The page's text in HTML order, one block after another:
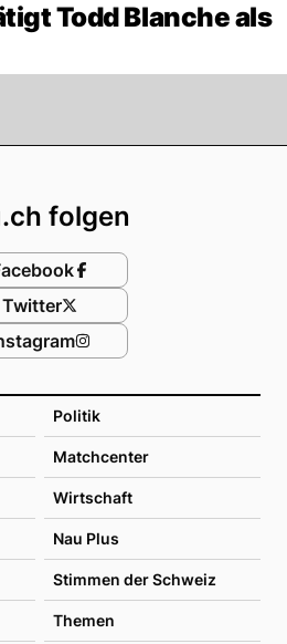
Todd Blanche als
Politik
Matchcenter
Wirtschaft
Nau Plus
Stimmen der Schweiz
Themen
folgen
Twitter